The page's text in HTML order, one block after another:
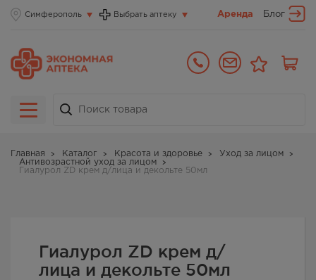
Симферополь Выбрать аптеку Аренда Блог
Главная Каталог Красота и здоровье
Уход за лицом
Антивозрастной уход за лицом
Гиалурол ZD крем д/лица и декольте 50мл
Гиалурол ZD крем д/
лица и декольте 50мл